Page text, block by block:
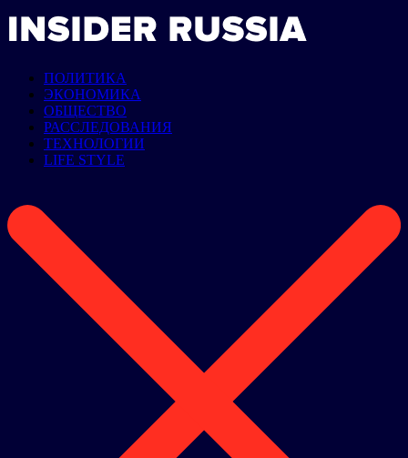
ПОЛИТИКА
ЭКОНОМИКА
ОБЩЕСТВО
РАССЛЕДОВАНИЯ
ТЕХНОЛОГИИ
LIFE STYLE